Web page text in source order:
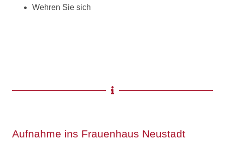
Wehren Sie sich
Aufnahme ins Frauenhaus Neustadt